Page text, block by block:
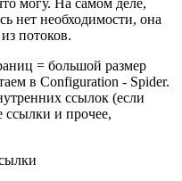
нет необходимости, она
потоков.
= большой размер
в Configuration - Spider.
ссылок (если
ссылки и прочее,